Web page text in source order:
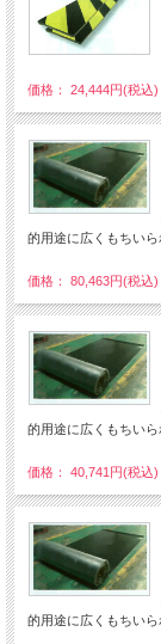
価格： 24,444円(税込)
的用途に広くもちいら
価格： 80,463円(税込)
的用途に広くもちいら
価格： 40,741円(税込)
的用途に広くもちいら